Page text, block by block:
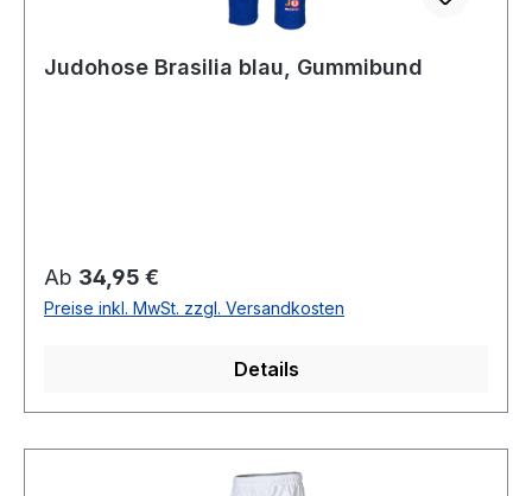
Judohose Brasilia blau, Gummibund
Regulärer Preis:
Ab 34,95 €
Preise inkl. MwSt. zzgl. Versandkosten
Details